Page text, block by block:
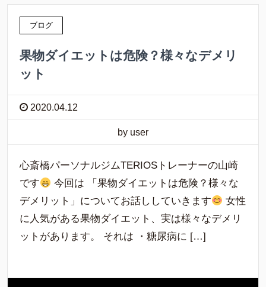
ブログ
果物ダイエットは危険？様々なデメリ
ット
2020.04.12
by user
心斎橋パーソナルジムTERIOSトレーナーの山崎
です
今回は 「果物ダイエットは危険？様々な
デメリット」についてお話ししていきます
女性
に人気がある果物ダイエット、実は様々なデメリ
ットがあります。 それは ・糖尿病に […]